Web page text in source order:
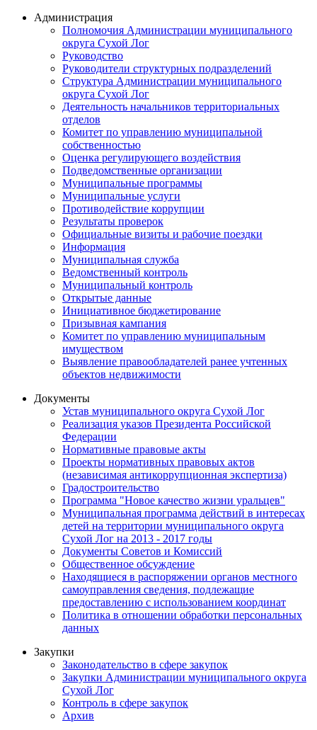
Администрация
Полномочия Администрации муниципального
округа Сухой Лог
Руководство
Руководители структурных подразделений
Структура Администрации муниципального
округа Сухой Лог
Деятельность начальников территориальных
отделов
Комитет по управлению муниципальной
собственностью
Оценка регулирующего воздействия
Подведомственные организации
Муниципальные программы
Муниципальные услуги
Противодействие коррупции
Результаты проверок
Официальные визиты и рабочие поездки
Информация
Муниципальная служба
Ведомственный контроль
Муниципальный контроль
Открытые данные
Инициативное бюджетирование
Призывная кампания
Комитет по управлению муниципальным
имуществом
Выявление правообладателей ранее учтенных
объектов недвижимости
Документы
Устав муниципального округа Сухой Лог
Реализация указов Президента Российской
Федерации
Нормативные правовые акты
Проекты нормативных правовых актов
(независимая антикоррупционная экспертиза)
Градостроительство
Программа "Новое качество жизни уральцев"
Муниципальная программа действий в интересах
детей на территории муниципального округа
Сухой Лог на 2013 - 2017 годы
Документы Советов и Комиссий
Общественное обсуждение
Находящиеся в распоряжении органов местного
самоуправления сведения, подлежащие
предоставлению с использованием координат
Политика в отношении обработки персональных
данных
Закупки
Законодательство в сфере закупок
Закупки Администрации муниципального округа
Сухой Лог
Контроль в сфере закупок
Архив